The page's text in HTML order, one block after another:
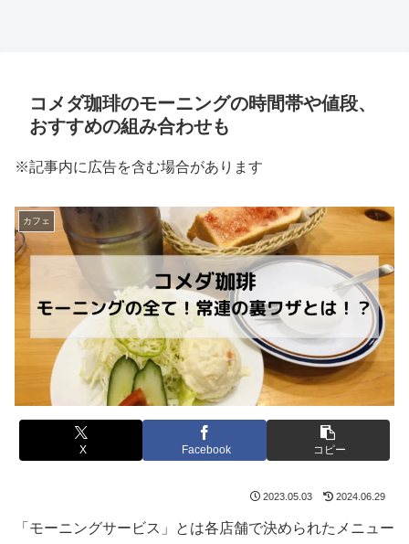
コメダ珈琲のモーニングの時間帯や値段、
おすすめの組み合わせも
※記事内に広告を含む場合があります
カフェ
X Facebook コピー
2023.05.03 2024.06.29
「モーニングサービス」とは各店舗で決められたメニュー